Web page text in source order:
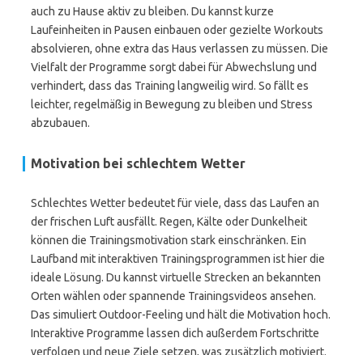
auch zu Hause aktiv zu bleiben. Du kannst kurze
Laufeinheiten in Pausen einbauen oder gezielte Workouts
absolvieren, ohne extra das Haus verlassen zu müssen. Die
Vielfalt der Programme sorgt dabei für Abwechslung und
verhindert, dass das Training langweilig wird. So fällt es
leichter, regelmäßig in Bewegung zu bleiben und Stress
abzubauen.
Motivation bei schlechtem Wetter
Schlechtes Wetter bedeutet für viele, dass das Laufen an
der frischen Luft ausfällt. Regen, Kälte oder Dunkelheit
können die Trainingsmotivation stark einschränken. Ein
Laufband mit interaktiven Trainingsprogrammen ist hier die
ideale Lösung. Du kannst virtuelle Strecken an bekannten
Orten wählen oder spannende Trainingsvideos ansehen.
Das simuliert Outdoor-Feeling und hält die Motivation hoch.
Interaktive Programme lassen dich außerdem Fortschritte
verfolgen und neue Ziele setzen, was zusätzlich motiviert.